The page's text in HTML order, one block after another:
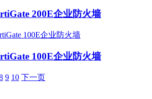
200E企业防火墙
100E企业防火墙
9 10 下一页